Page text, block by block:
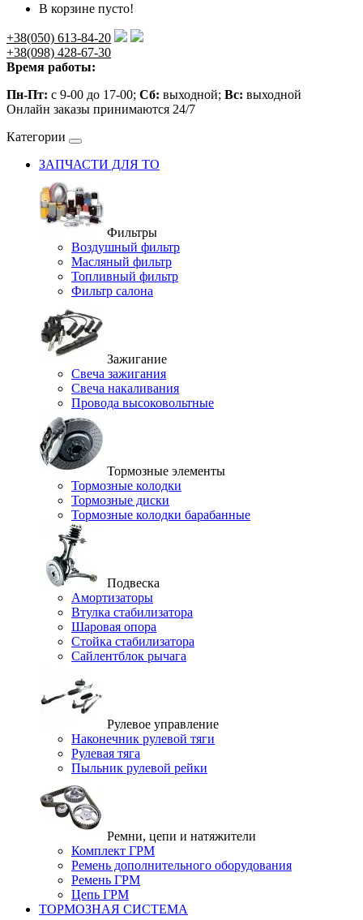
В корзине пусто!
+38(050) 613-84-20
+38(098) 428-67-30
Время работы:
Пн-Пт: с 9-00 до 17-00; Сб: выходной; Вс: выходной
Онлайн заказы принимаются 24/7
Категории
ЗАПЧАСТИ ДЛЯ ТО
Фильтры
Воздушный фильтр
Масляный фильтр
Топливный фильтр
Фильтр салона
Зажигание
Свеча зажигания
Свеча накаливания
Провода высоковольтные
Тормозные элементы
Тормозные колодки
Тормозные диски
Тормозные колодки барабанные
Подвеска
Амортизаторы
Втулка стабилизатора
Шаровая опора
Стойка стабилизатора
Сайлентблок рычага
Рулевое управление
Наконечник рулевой тяги
Рулевая тяга
Пыльник рулевой рейки
Ремни, цепи и натяжители
Комплект ГРМ
Ремень дополнительного оборудования
Ремень ГРМ
Цепь ГРМ
ТОРМОЗНАЯ СИСТЕМА